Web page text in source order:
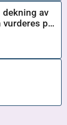
dekning av